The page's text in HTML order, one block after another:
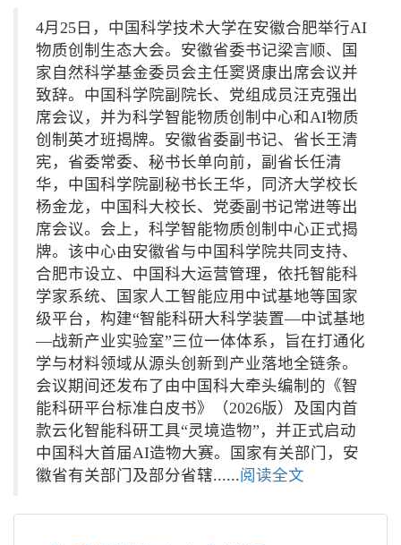
4月25日，中国科学技术大学在安徽合肥举行AI
物质创制生态大会。安徽省委书记梁言顺、国
家自然科学基金委员会主任窦贤康出席会议并
致辞。中国科学院副院长、党组成员汪克强出
席会议，并为科学智能物质创制中心和AI物质
创制英才班揭牌。安徽省委副书记、省长王清
宪，省委常委、秘书长单向前，副省长任清
华，中国科学院副秘书长王华，同济大学校长
杨金龙，中国科大校长、党委副书记常进等出
席会议。会上，科学智能物质创制中心正式揭
牌。该中心由安徽省与中国科学院共同支持、
合肥市设立、中国科大运营管理，依托智能科
学家系统、国家人工智能应用中试基地等国家
级平台，构建“智能科研大科学装置—中试基地
—战新产业实验室”三位一体体系，旨在打通化
学与材料领域从源头创新到产业落地全链条。
会议期间还发布了由中国科大牵头编制的《智
能科研平台标准白皮书》（2026版）及国内首
款云化智能科研工具“灵境造物”，并正式启动
中国科大首届AI造物大赛。国家有关部门，安
徽省有关部门及部分省辖......阅读全文